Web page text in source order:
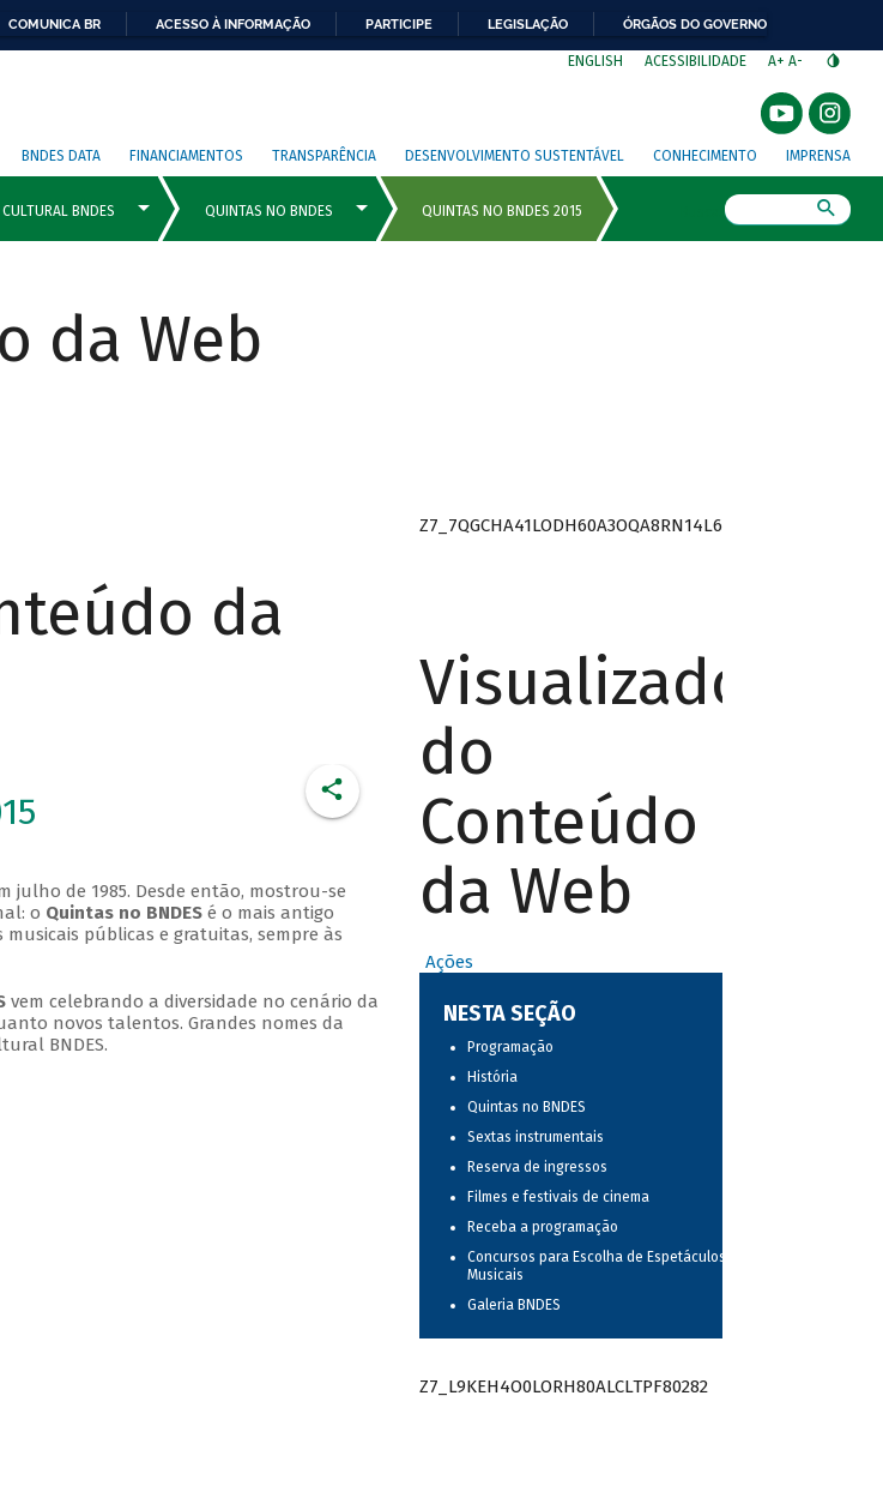
COMUNICA BR ACESSO À INFORMAÇÃO PARTICIPE LEGISLAÇÃO ÓRGÃOS DO GOVERNO
ENGLISH ACESSIBILIDADE A+ A-
BNDES DATA FINANCIAMENTOS TRANSPARÊNCIA DESENVOLVIMENTO SUSTENTÁVEL CONHECIMENTO IMPRENSA
da Web
da
julho de 1985. Desde então, mostrou-se
o Quintas no BNDESé o mais antigo
públicas e gratuitas, sempre às
vem celebrando a diversidade no cenário da
novos talentos. Grandes nomes da
BNDES.
Z7_7QGCHA41LODH60A3OQA8RN14L6
Visualizador
do
Conteúdo
da Web
Ações
NESTA SEÇÃO
Programação
História
Quintas no BNDES
Sextas instrumentais
Reserva de ingressos
Filmes e festivais de cinema
Receba a programação
Concursos para Escolha de Espetáculos
Musicais
Galeria BNDES
Z7_L9KEH4O0LORH80ALCLTPF80282